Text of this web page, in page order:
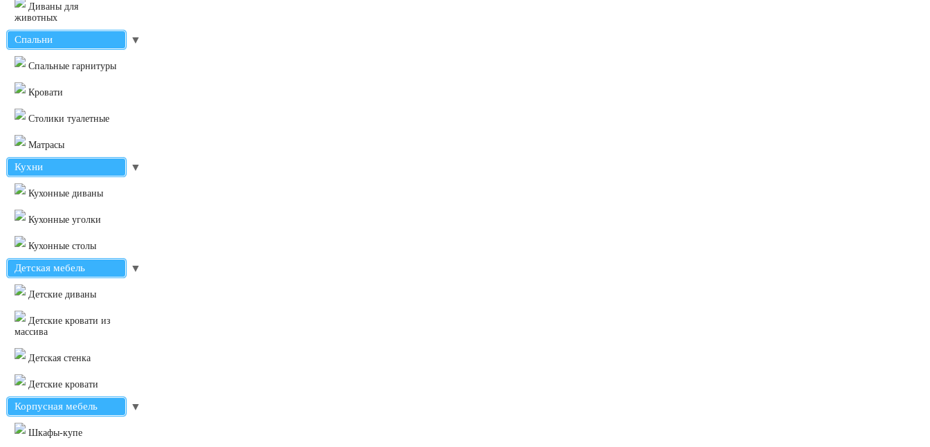
Диваны для
животных
Спальни ▼
Cпальные гарнитуры
Кровати
Столики туалетные
Матрасы
Кухни ▼
Кухонные диваны
Кухонные уголки
Кухонные столы
Детская мебель ▼
Детские диваны
Детские кровати из
массива
Детская стенка
Детские кровати
Корпусная мебель ▼
Шкафы-купе